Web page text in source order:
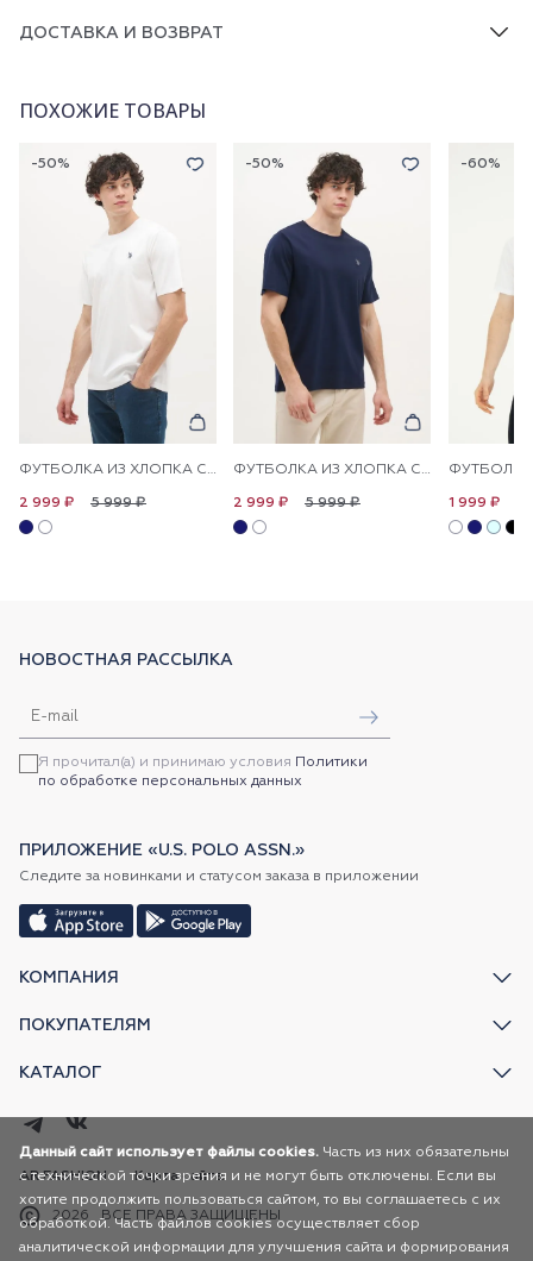
ДОСТАВКА И ВОЗВРАТ
ПОХОЖИЕ ТОВАРЫ
-50%
ФУТБОЛКА ИЗ ХЛОПКА С НАДПИСЬЮ
5 999 ₽
2 999 ₽
-50%
ФУТБОЛКА ИЗ ХЛОПКА С НАДПИСЬЮ
5 999 ₽
2 999 ₽
-60%
1 999 ₽
КОМПАНИЯ
ПОКУПАТЕЛЯМ
КАТАЛОГ
НОВОСТНАЯ РАССЫЛКА
Я прочитал(а) и принимаю условия Политики
по обработке персональных данных
ПРИЛОЖЕНИЕ «U.S. POLO ASSN.»
Следите за новинками и статусом заказа в приложении
2026 ВСЕ ПРАВА ЗАЩИЩЕНЫ
AR FASHION Карта сайта
Данный сайт использует файлы cookies. Часть из них обязательны
с технической точки зрения и не могут быть отключены. Если вы
хотите продолжить пользоваться сайтом, то вы соглашаетесь с их
обработкой. Часть файлов cookies осуществляет сбор
аналитической информации для улучшения сайта и формирования